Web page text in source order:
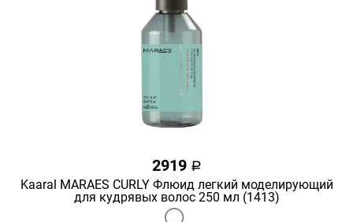
2919 a
Kaaral MARAES CURLY Флюид легкий моделирующий
для кудрявых волос 250 мл (1413)